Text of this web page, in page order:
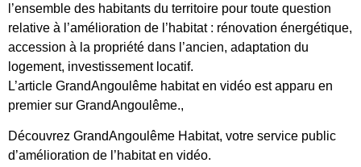
l’ensemble des habitants du territoire pour toute question
relative à l’amélioration de l’habitat : rénovation énergétique,
accession à la propriété dans l’ancien, adaptation du
logement, investissement locatif.
L’article GrandAngoulême habitat en vidéo est apparu en
premier sur GrandAngoulême.,
Découvrez GrandAngoulême Habitat, votre service public
d’amélioration de l’habitat en vidéo.